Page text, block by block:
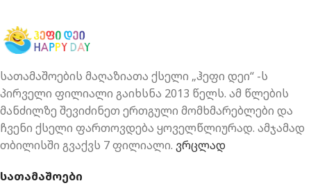
სათამაშოების მაღაზიათა ქსელი „ჰეფი დეი“ -ს
პირველი ფილიალი გაიხსნა 2013 წელს. ამ წლების
მანძილზე შევიძინეთ ერთგული მომხმარებლები და
ჩვენი ქსელი ფართოვდება ყოველწლიურად. ამჯამად
თბილისში გვაქვს 7 ფილიალი. ვრცლად
სათამაშოები